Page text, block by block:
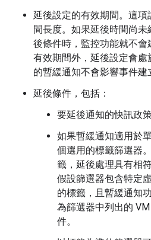
延後設定的有效期間。這
間長度。如果延後時間尚
後條件時，監控功能就不
有效期間外，延後設定會處
的暫緩通知不會影響事件建
延後條件，包括：
要延後通知的快訊政策
如果暫緩通知適用於
個選用的標籤篩選器。
籤，延後處理具有相
假設篩選器包含特定
的標籤，且暫緩通知
為篩選器中列出的
件。